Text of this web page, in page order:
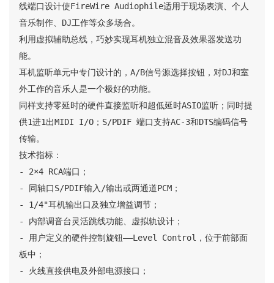
线端口设计使FireWire Audiophile适用于现场表演、个人
音乐制作、DJ工作等众多场合。
利用虚拟辅助总线，巧妙实现耳机独立混音及效果器发送功
能。
耳机监听单元中专门设计的，A/B信号源选择按钮，对DJ和室
外工作的音乐人是一个极好的功能。
同样支持零延时的硬件直接监听和超低延时ASIO监听；同时提
供1进1出MIDI I/O；S/PDIF 端口支持AC-3和DTS编码信号
传输。
技术指标：
- 2×4 RCA端口；
- 同轴口S/PDIF输入/输出或两通道PCM；
- 1/4"耳机输出口及独立增益调节；
- 内部调音台灵活跳线功能、虚拟轨设计；
- 用户定义的硬件控制旋钮——Level Control，位于前部面
板中；
- 火线直接供电及外部电源接口；